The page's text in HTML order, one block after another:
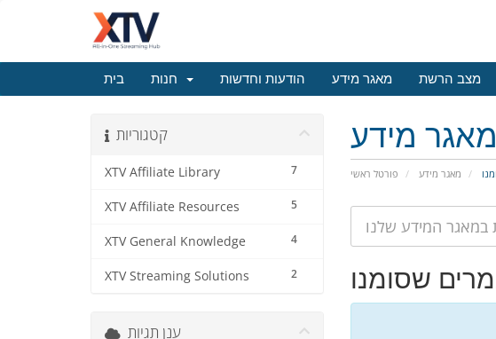
בית הודעות וחדשות מאגר מידע מצב הרשת
מאגר מידע
פורטל ראשי מאגר מידע
קטגוריות
7
XTV Affiliate Library
5
XTV Affiliate Resources
4
XTV General Knowledge
2
XTV Streaming Solutions
ענן תגיות